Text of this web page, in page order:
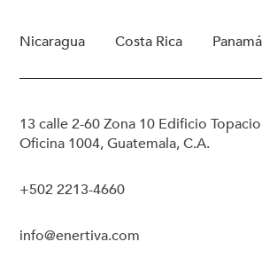
Nicaragua Costa Rica Panamá
13 calle 2-60 Zona 10 Edificio
Oficina 1004, Guatemala, C.A.
+502 2213-4660
info@enertiva.com